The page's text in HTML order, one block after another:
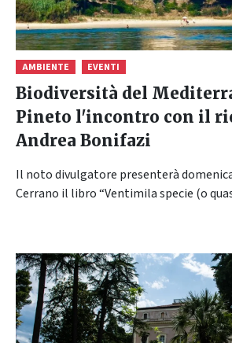
AMBIENTE EVENTI
Biodiversità del
Pineto l'incontro con il
Andrea Bonifazi
Il noto divulgatore presenterà
Cerrano il libro “Ventimila specie (o